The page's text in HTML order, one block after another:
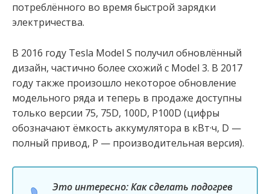
потреблённого во время быстрой зарядки
электричества.
В 2016 году Tesla Model S получил обновлённый
дизайн, частично более схожий с Model 3. В 2017
году также произошло некоторое обновление
модельного ряда и теперь в продаже доступны
только версии 75, 75D, 100D, P100D (цифры
обозначают ёмкость аккумулятора в кВт·ч, D —
полный привод, P — производительная версия).
Это интересно: Как сделать подогрев